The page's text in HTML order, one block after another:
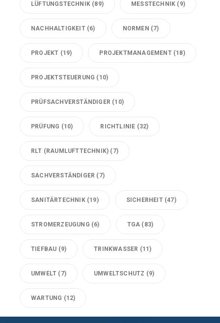
LÜFTUNGSTECHNIK (89) MESSTECHNIK (9)
NACHHALTIGKEIT(6) NORMEN (7)
PROJEKT (19) PROJEKTMANAGEMENT(18)
PROJEKTSTEUERUNG (10)
PRÜFSACHVERSTÄNDIGER (10)
PRÜFUNG (10) RICHTLINIE (32)
RLT (RAUMLUFTTECHNIK) (7)
SACHVERSTÄNDIGER (7)
SANITÄRTECHNIK(19) SICHERHEIT(47)
STROMERZEUGUNG (6) TGA (83)
TIEFBAU (9) TRINKWASSER (11)
UMWELT (7) UMWELTSCHUTZ (9)
WARTUNG (12)